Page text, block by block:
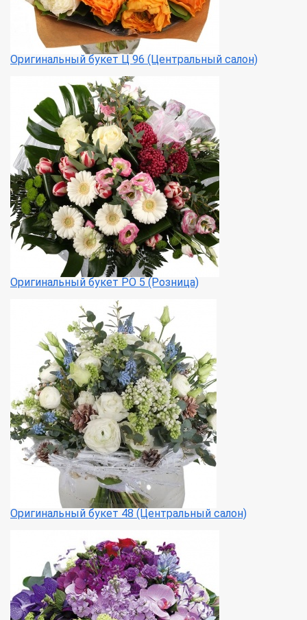
Оригинальный букет Ц 96 (Центральный салон)
Оригинальный букет РО 5 (Розница)
Оригинальный букет 48 (Центральный салон)